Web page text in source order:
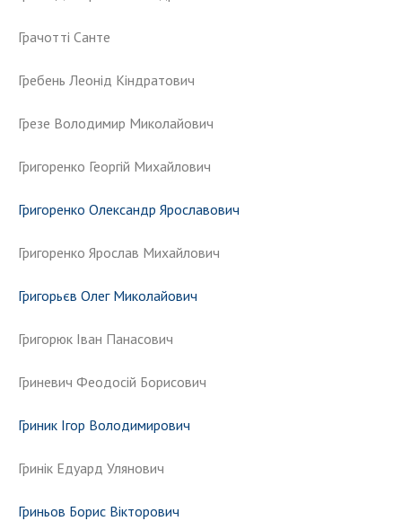
Грачотті Санте
Гребень Леонід Кіндратович
Грезе Володимир Миколайович
Григоренко Георгій Михайлович
Григоренко Олександр Ярославович
Григоренко Ярослав Михайлович
Григорьєв Олег Миколайович
Григорюк Іван Панасович
Гриневич Феодосій Борисович
Гриник Ігор Володимирович
Гринік Едуард Улянович
Гриньов Борис Вікторович